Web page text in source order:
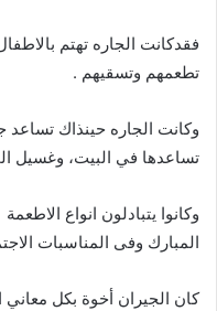
فقدكانت الجاره تهتم
تطعمهم وتسقيهم .
وكانت الجاره حينذاك
تساعدها في البيت، وغسيل
وكانوا يتبادلون انواع الاطعمة
المبارك وفى المناسبات
كان الجيران أخوة بكل